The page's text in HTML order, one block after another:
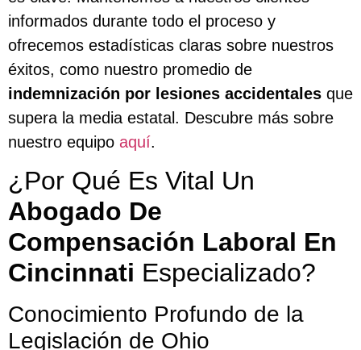
informados durante todo el proceso y
ofrecemos estadísticas claras sobre nuestros
éxitos, como nuestro promedio de
indemnización por lesiones accidentales que
supera la media estatal. Descubre más sobre
nuestro equipo aquí.
¿Por Qué Es Vital Un
Abogado De
Compensación Laboral En
Cincinnati Especializado?
Conocimiento Profundo de la
Legislación de Ohio